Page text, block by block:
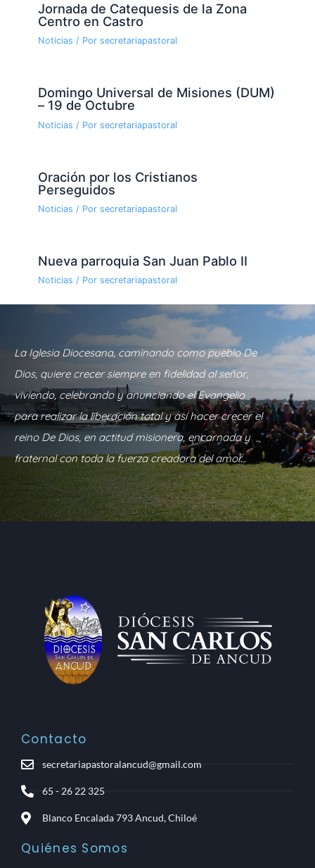
Jornada de Catequesis de la Zona
Centro en Castro
Noticias / Por secretariapastoral
Domingo Universal de Misiones (DUM)
– 19 de Octubre
Noticias / Por secretariapastoral
Oración por los Cristianos
Perseguidos
Noticias / Por secretariapastoral
Nueva parroquia San Juan Pablo II
Noticias / Por secretariapastoral
La Iglesia Diocesana, caminando como pueblo De
Dios, quiere crecer siempre en fidelidad al señor,
viviendo, celebrando y anunciando el Evangelio
para realizar la liberación total y así hacer crecer el
reino De Dios, en actitud misionera, encarnada y
fraternal con toda la fuerza creadora del amor.
Contacto
secretariapastoralancud@gmail.com
65 - 26 22 325
Blanco Encalada 793 Ancud, Chiloé
Quiénes Somos